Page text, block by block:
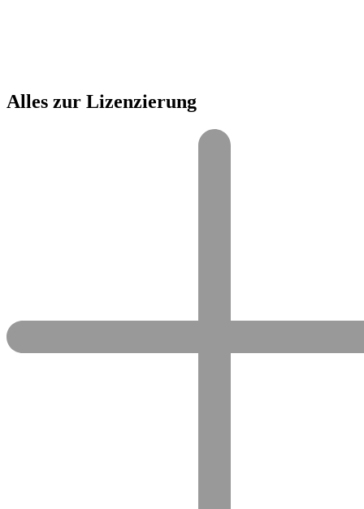
Alles zur Lizenzierung